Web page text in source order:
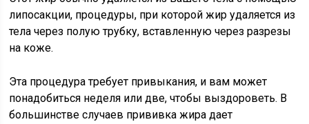
липосакции, процедуры, при которой жир удаляется из
тела через полую трубку, вставленную через разрезы
на коже.
Эта процедура требует привыкания, и вам может
понадобиться неделя или две, чтобы выздороветь. В
большинстве случаев прививка жира дает